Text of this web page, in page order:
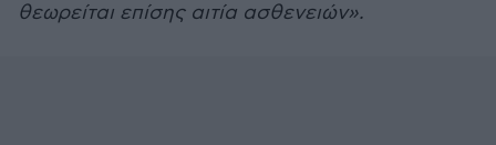
θεωρείται επίσης αιτία ασθενειών».